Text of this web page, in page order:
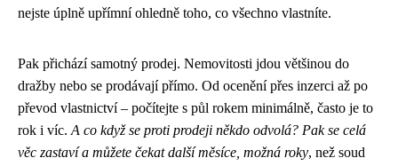
nejste úplně upřímní ohledně toho, co všechno vlastníte.
Pak přichází samotný prodej. Nemovitosti jdou většinou do
dražby nebo se prodávají přímo. Od ocenění přes inzerci až po
převod vlastnictví – počítejte s půl rokem minimálně, často je to
rok i víc.A co když se proti prodeji někdo odvolá? Pak se celá
věc zastaví a můžete čekat další měsíce, možná roky, než soud